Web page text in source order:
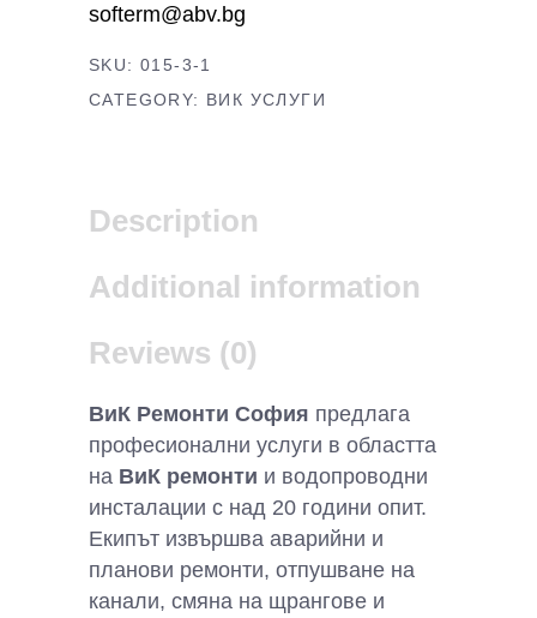
softerm@abv.bg
SKU: 015-3-1
CATEGORY: ВИК УСЛУГИ
Description
Additional information
Reviews (0)
ВиК Ремонти София предлага
професионални услуги в областта
на ВиК ремонти и водопроводни
инсталации с над 20 години опит.
Екипът извършва аварийни и
планови ремонти, отпушване на
канали, смяна на щрангове и